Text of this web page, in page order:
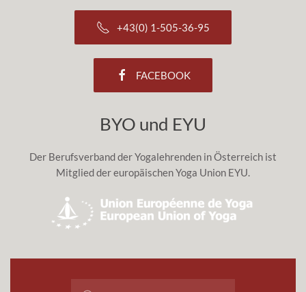
+43(0) 1-505-36-95
FACEBOOK
BYO und EYU
Der Berufsverband der Yogalehrenden in Österreich ist
Mitglied der europäischen Yoga Union EYU.